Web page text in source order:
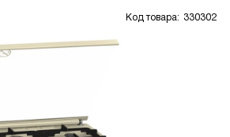
Код товара: 330302